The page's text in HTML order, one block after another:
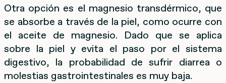
Otra opción es el magnesio transdérmico, que
se absorbe a través de la piel, como ocurre con
el aceite de magnesio. Dado que se aplica
sobre la piel y evita el paso por el sistema
digestivo, la probabilidad de sufrir diarrea o
molestias gastrointestinales es muy baja.